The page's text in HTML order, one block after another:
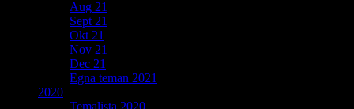
Aug 21
Sept 21
Okt 21
Nov 21
Dec 21
Egna teman 2021
2020
Temalista 2020